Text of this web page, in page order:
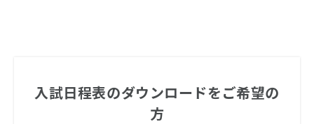
入試日程表のダウンロードをご希望の
方